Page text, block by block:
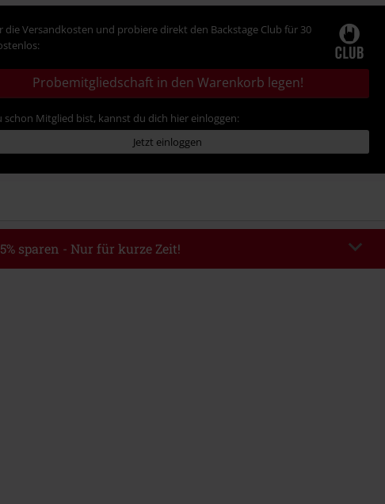
die Versandkosten und probiere direkt den Backstage Club für 30
Probemitgliedschaft in den Warenkorb legen!
schon Mitglied bist, kannst du dich hier einloggen:
Jetzt einloggen
sparen - Nur für kurze Zeit!